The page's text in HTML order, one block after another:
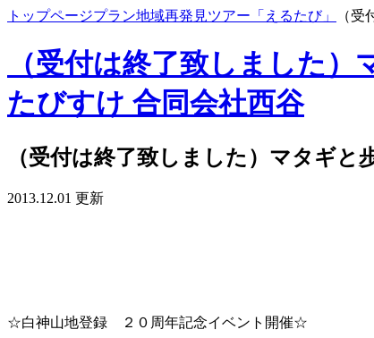
トップページプラン地域再発見ツアー「えるたび」 （
（受付は終了致しました
たびすけ 合同会社西谷
（受付は終了致しました）マタギ
2013.12.01 更新
☆白神山地登録 ２０周年記念イベント開催☆